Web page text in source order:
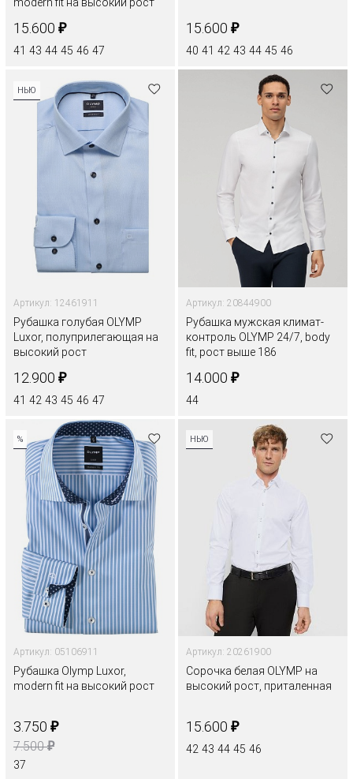
modern fit на высокий рост
15.600 ₽
41 43 44 45 46 47
15.600 ₽
40 41 42 43 44 45 46
НЬЮ
Артикул: 12461911
Рубашка голубая OLYMP
Luxor, полуприлегающая на
высокий рост
12.900 ₽
41 42 43 45 46 47
Артикул: 20844900
Рубашка мужская климат-
контроль OLYMP 24/7, body
fit, рост выше 186
14.000 ₽
44
%
Артикул: 05106911
Рубашка Olymp Luxor,
modern fit на высокий рост
3.750 ₽
7.500₽
37
НЬЮ
Артикул: 20261900
Сорочка белая OLYMP на
высокий рост, приталенная
15.600 ₽
42 43 44 45 46